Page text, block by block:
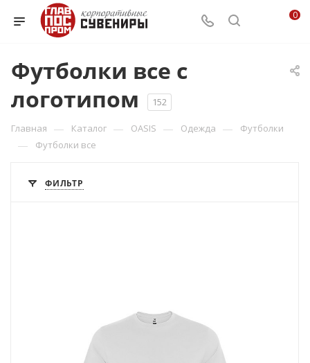
0
Футболки все с
логотипом
152
Главная — Каталог — OASIS — Одежда — Футболки
— Футболки все
ФИЛЬТР